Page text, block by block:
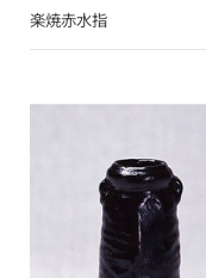
楽焼赤水指